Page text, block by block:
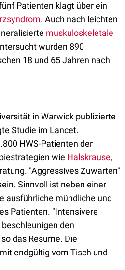
Patienten klagt über ein
. Auch nach leichten
muskuloskeletale
wurden 890
18 und 65 Jahren nach
in Warwick publizierte
Studie im Lancet.
HWS-Patienten der
wie Halskrause,
"Aggressives Zuwarten"
Sinnvoll ist neben einer
ausführliche mündliche und
Patienten. "Intensivere
den
das Resüme. Die
endgültig vom Tisch und